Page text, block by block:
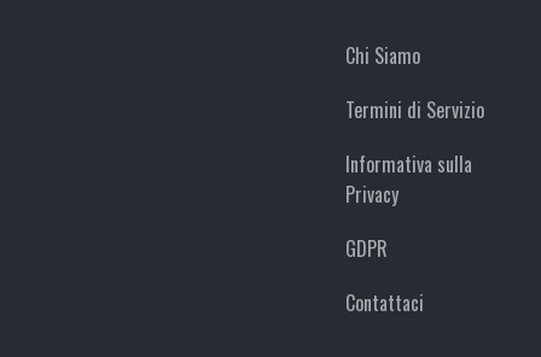
Chi Siamo
Termini di Servizio
Informativa sulla
Privacy
GDPR
Contattaci